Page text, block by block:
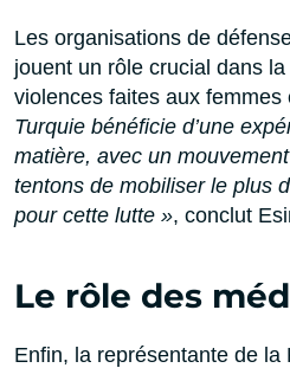
Les organisations de
jouent un rôle crucial dans
violences faites aux femmes
Turquie bénéficie d’une
matière, avec un
tentons de mobiliser le plus
pour cette lutte », conclut
Le rôle des
Enfin, la représentante de la